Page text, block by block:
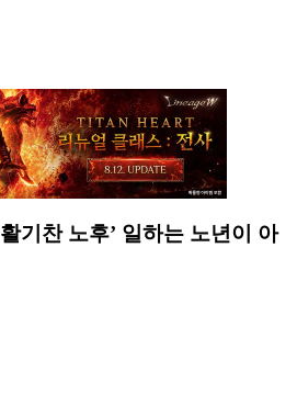
기찬 노후’ 일하는 노년이 아